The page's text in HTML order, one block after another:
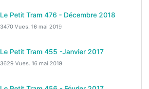
Le Petit Tram 476 - Décembre 2018
3470 Vues. 16 mai 2019
Le Petit Tram 455 -Janvier 2017
3629 Vues. 16 mai 2019